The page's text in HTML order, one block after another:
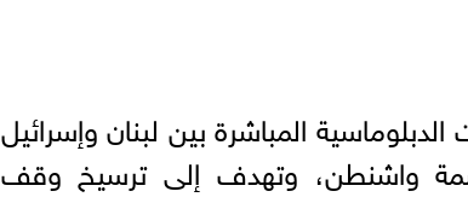
المباشرة بين لبنان وإسرائيل
واشنطن، وتهدف إلى ترسيخ وقف